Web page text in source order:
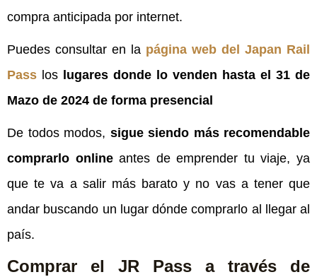
compra anticipada por internet.
Puedes consultar en la página web del Japan Rail
Pass los
lugares donde lo venden hasta el 31 de
Mazo de 2024 de forma presencial
De todos modos, sigue siendo más recomendable
comprarlo onlineantes de emprender tu viaje, ya
que te va a salir más barato y no vas a tener que
andar buscando un lugar dónde comprarlo al llegar al
país.
Comprar el JR Pass a través de